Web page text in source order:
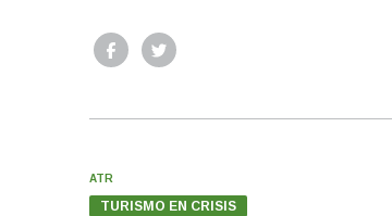
ATR
TURISMO EN CRISIS